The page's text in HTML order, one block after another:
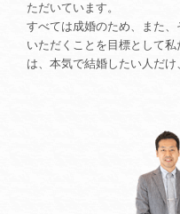
ただいています。
すべては成婚のため、また
いただくことを目標として
は、本気で結婚したい人だけ